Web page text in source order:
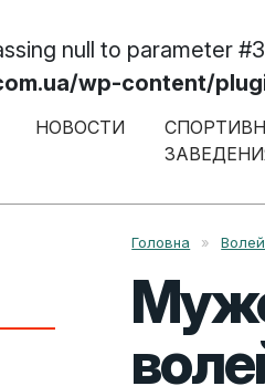
null to parameter
wp-content/
НОВОСТИ
Головна »